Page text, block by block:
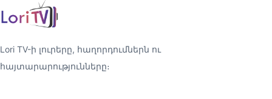
Lori TV-ի լուրերը, հաղորդումներն ու
հայտարարությունները։